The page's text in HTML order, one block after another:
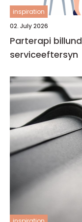
inspiration
02. July 2026
Parterapi billund når forholdet har brug for et
serviceeftersyn